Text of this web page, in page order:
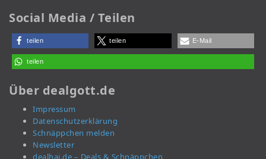
Social Media / Teilen
teilen teilen E-Mail
teilen
Über dealgott.de
Impressum
Datenschutzerklärung
Schnäppchen melden
Newsletter
dealhai.de – Deals & Schnäppchen